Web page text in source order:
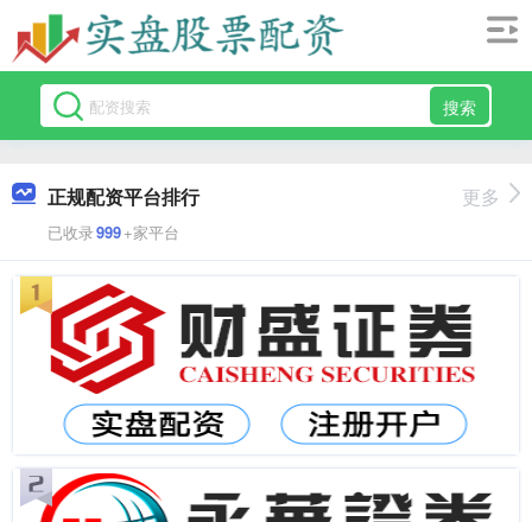
搜索
正规配资平台排行
已收录999+家平台
更多